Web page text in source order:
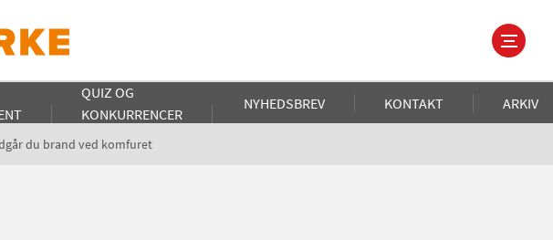
QUIZ OG
KONKURRENCER
NYHEDSBREV KONTAKT ARKIV
du brand ved komfuret